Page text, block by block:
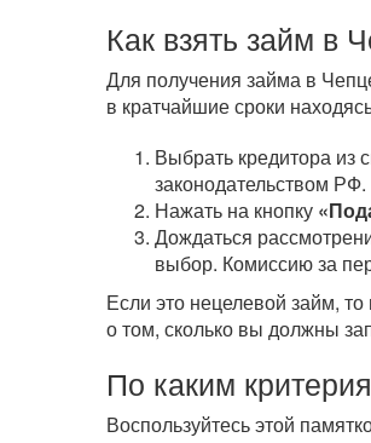
Как взять займ в
Для получения займа в
в кратчайшие сроки
Выбрать кредитора из
законодательством РФ.
Нажать на кнопку
Дождаться
выбор. Комиссию за
Если это нецелевой займ,
о том, сколько вы должны
По каким
Воспользуйтесь этой